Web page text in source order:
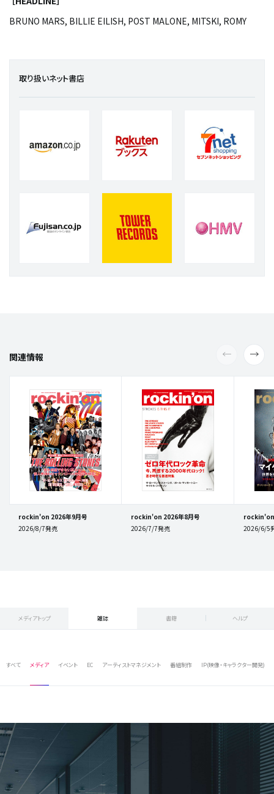
BRUNO MARS, BILLIE EILISH, POST MALONE, MITSKI, ROMY
取り扱いネット書店
関連情報
rockin'on 2026年9月号
2026/8/7発売
rockin'on 2026年8月号
2026/7/7発売
rockin'on
2026/6/5
メディアトップ 雑誌 書籍 ヘルプ
すべて メディア イベント EC アーティストマネジメント 番組制作 IP(映像・キャラクター開発)